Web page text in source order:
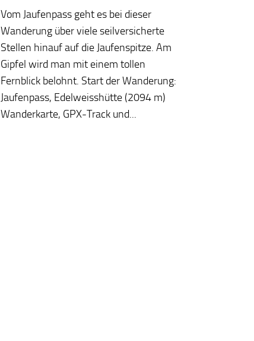
Vom Jaufenpass geht es bei dieser
Wanderung über viele seilversicherte
Stellen hinauf auf die Jaufenspitze. Am
Gipfel wird man mit einem tollen
Fernblick belohnt. Start der Wanderung:
Jaufenpass, Edelweisshütte (2094 m)
Wanderkarte, GPX-Track und...